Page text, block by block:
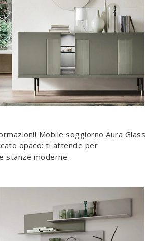
Mobile soggiorno Aura Glass
opaco: ti attende per
stanze moderne.